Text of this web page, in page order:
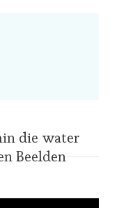
die water
Beelden